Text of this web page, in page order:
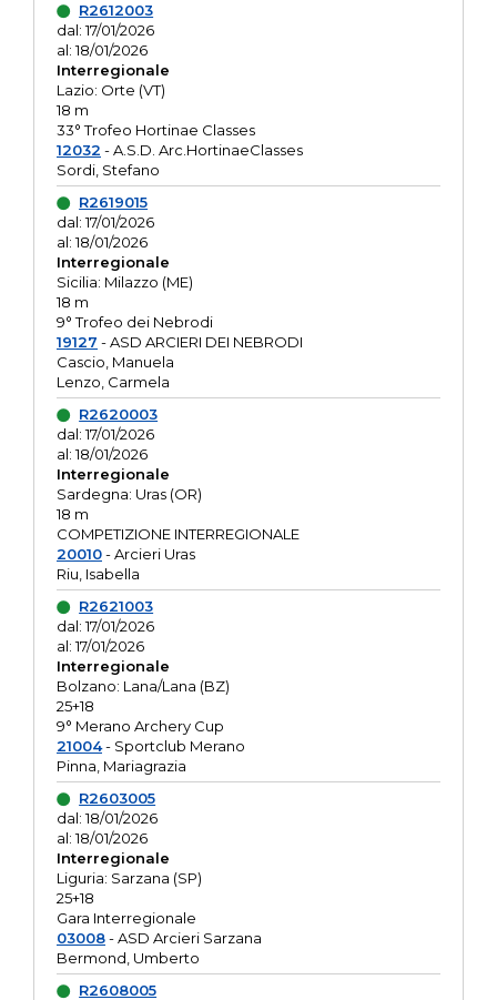
R2612003
dal: 17/01/2026
al: 18/01/2026
Interregionale
Lazio: Orte (VT)
18 m
33° Trofeo Hortinae Classes
12032 - A.S.D. Arc.HortinaeClasses
Sordi, Stefano
R2619015
dal: 17/01/2026
al: 18/01/2026
Interregionale
Sicilia: Milazzo (ME)
18 m
9° Trofeo dei Nebrodi
19127 - ASD ARCIERI DEI NEBRODI
Cascio, Manuela
Lenzo, Carmela
R2620003
dal: 17/01/2026
al: 18/01/2026
Interregionale
Sardegna: Uras (OR)
18 m
COMPETIZIONE INTERREGIONALE
20010- Arcieri Uras
Riu, Isabella
R2621003
dal: 17/01/2026
al: 17/01/2026
Interregionale
Bolzano: Lana/Lana (BZ)
25+18
9° Merano Archery Cup
21004- Sportclub Merano
Pinna, Mariagrazia
R2603005
dal: 18/01/2026
al: 18/01/2026
Interregionale
Liguria: Sarzana (SP)
25+18
Gara Interregionale
03008- ASD Arcieri Sarzana
Bermond, Umberto
R2608005